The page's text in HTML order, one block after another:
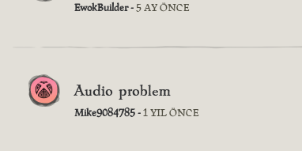
EwokBuilder -5 AY ÖNCE
Audio problem
Mike9084785 -1 YIL ÖNCE